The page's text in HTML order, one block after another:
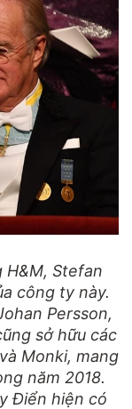
Stefan
công ty này.
Persson,
sở hữu các
Monki, mang
năm 2018.
Điển hiện có